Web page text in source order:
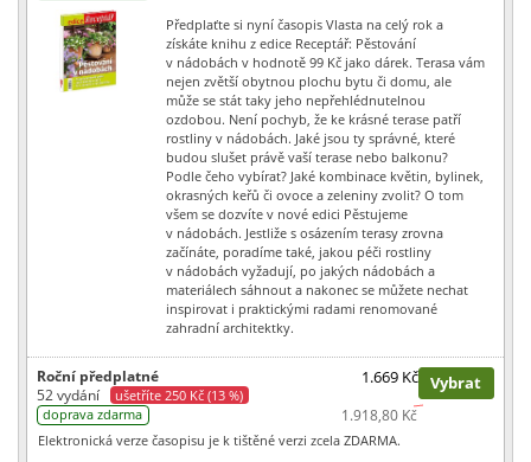
Předplaťte si nyní časopis Vlasta na celý rok a
získáte knihu z edice Receptář: Pěstování
v nádobách v hodnotě 99 Kč jako dárek. Terasa vám
nejen zvětší obytnou plochu bytu či domu, ale
může se stát taky jeho nepřehlédnutelnou
ozdobou. Není pochyb, že ke krásné terase patří
rostliny v nádobách. Jaké jsou ty správné, které
budou slušet právě vaší terase nebo balkonu?
Podle čeho vybírat? Jaké kombinace květin, bylinek,
okrasných keřů či ovoce a zeleniny zvolit? O tom
všem se dozvíte v nové edici Pěstujeme
v nádobách. Jestliže s osázením terasy zrovna
začínáte, poradíme také, jakou péči rostliny
v nádobách vyžadují, po jakých nádobách a
materiálech sáhnout a nakonec se můžete nechat
inspirovat i praktickými radami renomované
zahradní architektky.
Roční předplatné
52 vydání
ušetříte 250 Kč (13 %)
doprava zdarma
1.669 Kč
1.918,80 Kč
Vybrat
Elektronická verze časopisu je k tištěné verzi zcela ZDARMA.